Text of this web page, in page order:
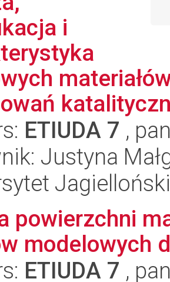
i
ETIUDA 7 ,
Justyna
powierzchni
modelowych
ETIUDA 7 ,